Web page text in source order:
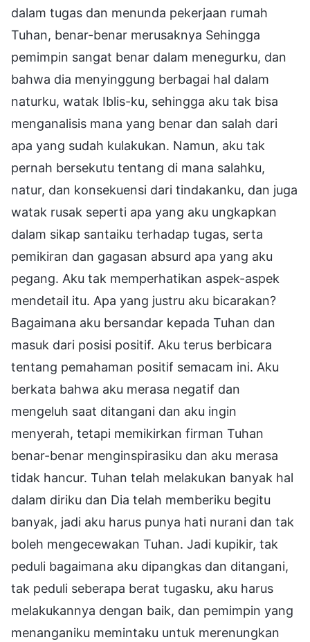
dalam tugas dan menunda pekerjaan rumah
Tuhan, benar-benar merusaknya Sehingga
pemimpin sangat benar dalam menegurku, dan
bahwa dia menyinggung berbagai hal dalam
naturku, watak Iblis-ku, sehingga aku tak bisa
menganalisis mana yang benar dan salah dari
apa yang sudah kulakukan. Namun, aku tak
pernah bersekutu tentang di mana salahku,
natur, dan konsekuensi dari tindakanku, dan juga
watak rusak seperti apa yang aku ungkapkan
dalam sikap santaiku terhadap tugas, serta
pemikiran dan gagasan absurd apa yang aku
pegang. Aku tak memperhatikan aspek-aspek
mendetail itu. Apa yang justru aku bicarakan?
Bagaimana aku bersandar kepada Tuhan dan
masuk dari posisi positif. Aku terus berbicara
tentang pemahaman positif semacam ini. Aku
berkata bahwa aku merasa negatif dan
mengeluh saat ditangani dan aku ingin
menyerah, tetapi memikirkan firman Tuhan
benar-benar menginspirasiku dan aku merasa
tidak hancur. Tuhan telah melakukan banyak hal
dalam diriku dan Dia telah memberiku begitu
banyak, jadi aku harus punya hati nurani dan tak
boleh mengecewakan Tuhan. Jadi kupikir, tak
peduli bagaimana aku dipangkas dan ditangani,
tak peduli seberapa berat tugasku, aku harus
melakukannya dengan baik, dan pemimpin yang
menanganiku memintaku untuk merenungkan